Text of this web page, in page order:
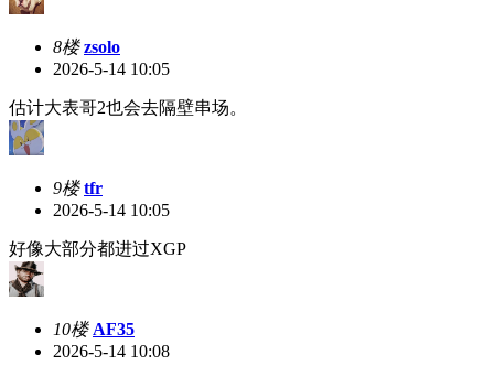
8楼 zsolo
2026-5-14 10:05
估计大表哥2也会去隔壁串场。
9楼 tfr
2026-5-14 10:05
好像大部分都进过XGP
10楼 AF35
2026-5-14 10:08